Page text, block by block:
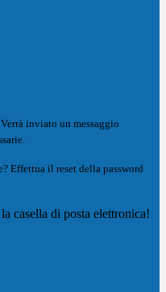
Verrà inviato un messaggio
Effettua il reset della password
casella di posta elettronica!